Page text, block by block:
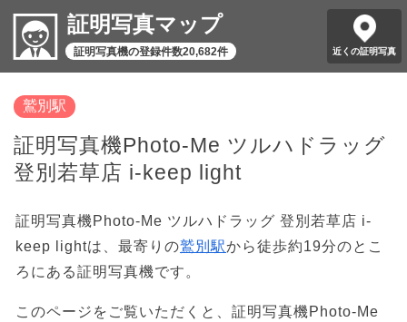
証明写真マップ
証明写真機の登録件数20,682件 近くの証明写真
鷲別駅
証明写真機Photo-Me ツルハドラッグ
登別若草店 i-keep light
証明写真機Photo-Me ツルハドラッグ 登別若草店 i-
keep lightは、最寄りの鷲別駅から徒歩約19分のとこ
ろにある証明写真機です。
このページをご覧いただくと、証明写真機Photo-Me